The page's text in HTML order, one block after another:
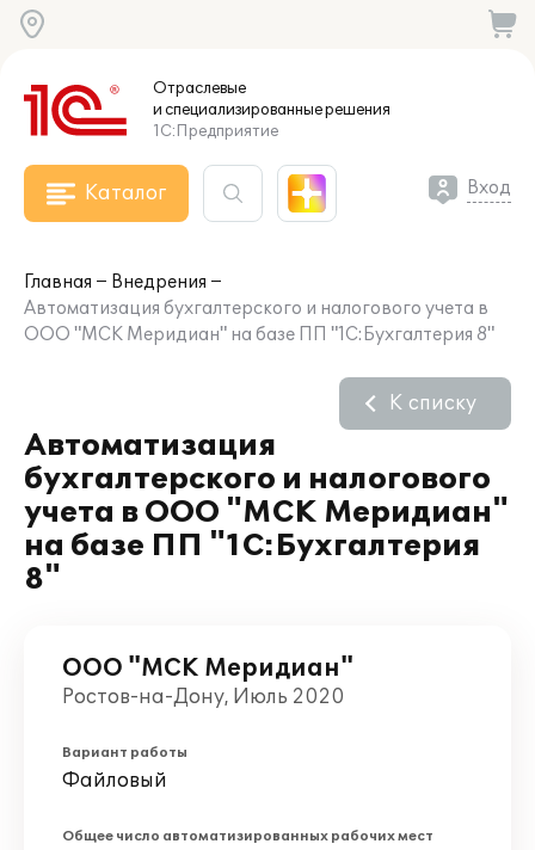
Отраслевые
и специализированныерешения
1С:Предприятие
Каталог Вход
Главная
Внедрения
Автоматизация бухгалтерского и налогового учета в
ООО "МСК Меридиан" на базе ПП "1С:Бухгалтерия 8"
Автоматизация
бухгалтерского и налогового
учета в ООО "МСК Меридиан"
на базе ПП "1С:Бухгалтерия
8"
К списку
ООО "МСК Меридиан"
Ростов-на-Дону, Июль 2020
Вариант работы
Файловый
Общее число автоматизированных рабочих мест